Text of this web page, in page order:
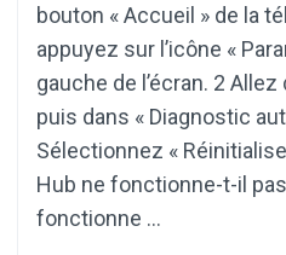
bouton « Accueil » de la
appuyez sur l’icône «
gauche de l’écran. 2
puis dans « Diagnostic
Sélectionnez «
Hub ne fonctionne-t-il
fonctionne …